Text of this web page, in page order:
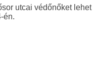
utcai védőnőket lehet
én.